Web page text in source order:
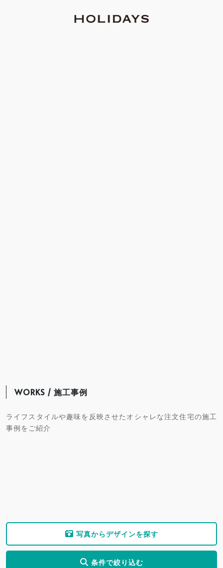
WORKS / 施工事例
ライフスタイルや趣味を反映させたオシャレな注文住宅の施工
事例をご紹介
写真からデザインを探す
条件で絞り込む